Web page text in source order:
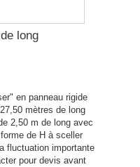
long
en panneau rigide
mètres de long
2,50 m de long avec
de H à sceller
fluctuation importante
pour devis avant